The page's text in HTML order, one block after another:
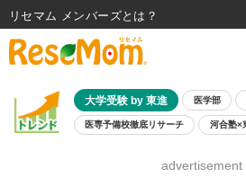
大学受験 by 東進 医学部
医専予備校徹底リサーチ 河合塾×
8月開催学校説明会・相談
advertisement
リセマム メンバーズ